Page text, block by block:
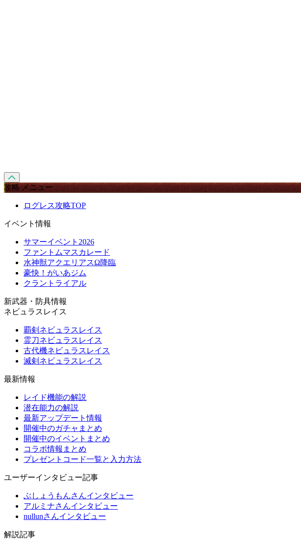
攻略 メニュー
ログレス攻略TOP
イベント情報
サマーイベント2026
ファントムマスカレード
水神獣アクエリアスΩ降臨
豪快！がいあジム
クラントライアル
新武器・防具情報
ネビュラスレイス
覇剣ネビュラスレイス
霊刀ネビュラスレイス
古代機ネビュラスレイス
滅剣ネビュラスレイス
最新情報
レイド機能の解説
潜在能力の解説
最新アップデート情報
開催中のガチャまとめ
開催中のイベントまとめ
コラボ情報まとめ
プレゼントコード一覧と入力方法
ユーザーインタビュー記事
ぶしょうもんさんインタビュー
アルミナさんインタビュー
nullunさんインタビュー
解説記事